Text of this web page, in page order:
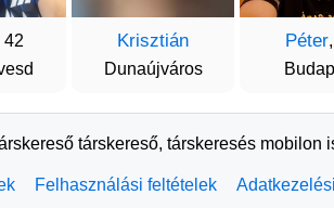
42
Krisztián
Dunaújváros
Péter
társkereső, társkeresés mobilon
Felhasználási feltételek